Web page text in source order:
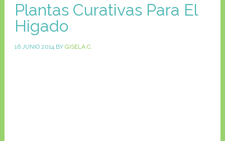
Plantas Curativas Para El
Higado
16 JUNIO 2014BY GISELA C.